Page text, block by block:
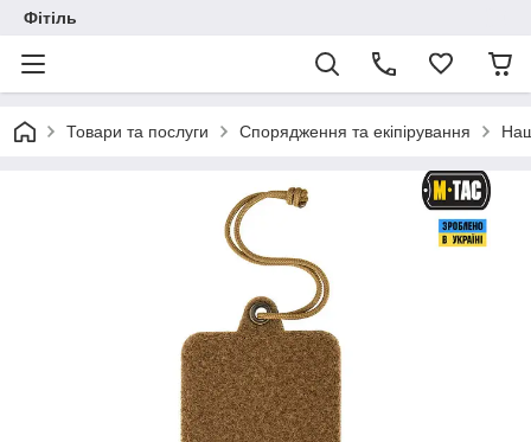
Фітіль
Товари та послуги Спорядження та екіпірування